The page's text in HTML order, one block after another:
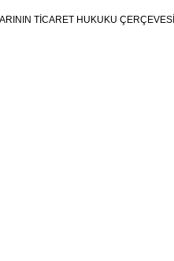
TİCARET HUKUKU